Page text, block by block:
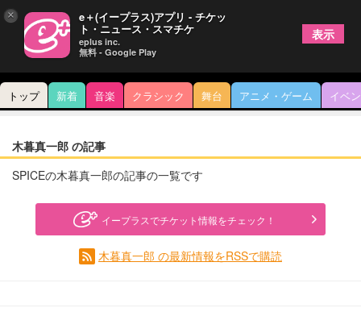
トップ 新着 音楽 クラシック 舞台 アニメ・ゲーム イベ
木暮真一郎 の記事
SPICEの木暮真一郎の記事の一覧です
イープラスでチケット情報をチェック！
木暮真一郎 の最新情報をRSSで購読
× e＋(イープラス)アプリ - チケッ
ト・ニュース・スマチケ
eplus inc.
無料 - Google Play
表示